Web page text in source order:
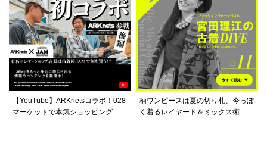
【YouTube】ARKnetsコラボ！028
マーケットで本気ショッピング
柄ワンピースは夏の切り札、今っぽ
く着るレイヤード＆ミックス術